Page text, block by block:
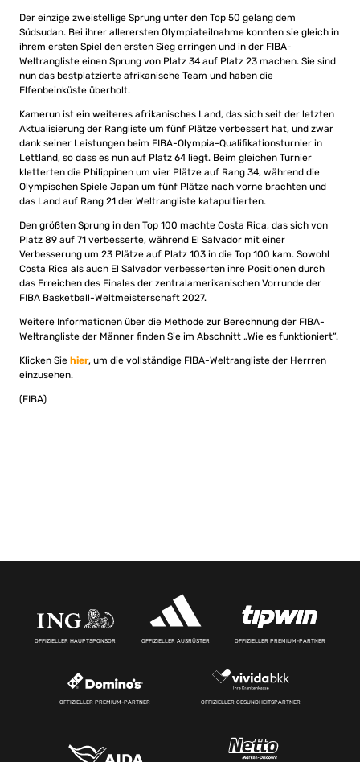
Der einzige zweistellige Sprung unter den Top 50 gelang dem
Südsudan. Bei ihrer allerersten Olympiateilnahme konnten sie gleich in
ihrem ersten Spiel den ersten Sieg erringen und in der FIBA-
Weltrangliste einen Sprung von Platz 34 auf Platz 23 machen. Sie sind
nun das bestplatzierte afrikanische Team und haben die
Elfenbeinküste überholt.
Kamerun ist ein weiteres afrikanisches Land, das sich seit der letzten
Aktualisierung der Rangliste um fünf Plätze verbessert hat, und zwar
dank seiner Leistungen beim FIBA-Olympia-Qualifikationsturnier in
Lettland, so dass es nun auf Platz 64 liegt. Beim gleichen Turnier
kletterten die Philippinen um vier Plätze auf Rang 34, während die
Olympischen Spiele Japan um fünf Plätze nach vorne brachten und
das Land auf Rang 21 der Weltrangliste katapultierten.
Den größten Sprung in den Top 100 machte Costa Rica, das sich von
Platz 89 auf 71 verbesserte, während El Salvador mit einer
Verbesserung um 23 Plätze auf Platz 103 in die Top 100 kam. Sowohl
Costa Rica als auch El Salvador verbesserten ihre Positionen durch
das Erreichen des Finales der zentralamerikanischen Vorrunde der
FIBA Basketball-Weltmeisterschaft 2027.
Weitere Informationen über die Methode zur Berechnung der FIBA-
Weltrangliste der Männer finden Sie im Abschnitt „Wie es funktioniert“.
Klicken Sie hier, um die vollständige FIBA-Weltrangliste der Herrren
einzusehen.
(FIBA)
OFFIZIELLER HAUPTSPONSOR OFFIZIELLER AUSRÜSTER OFFIZIELLER PREMIUM-PARTNER
OFFIZIELLER PREMIUM-PARTNER OFFIZIELLER GESUNDHEITSPARTNER